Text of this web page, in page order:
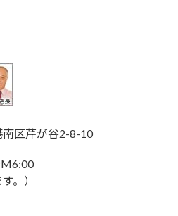
区芹が谷2-8-10
。）